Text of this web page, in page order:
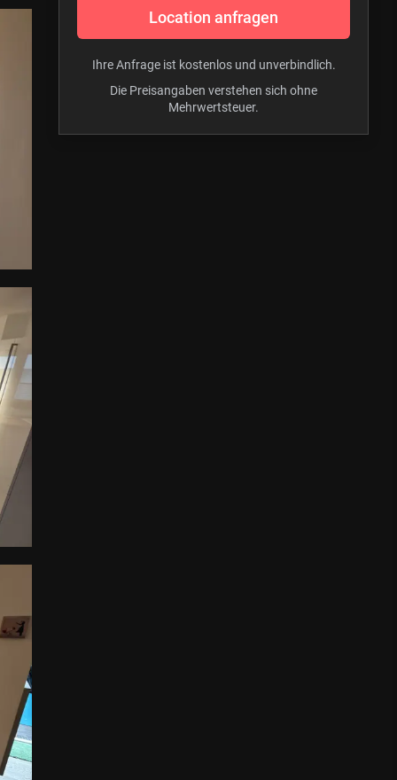
Location anfragen
Ihre Anfrage ist kostenlos und unverbindlich.
Die Preisangaben verstehen sich ohne
Mehrwertsteuer.